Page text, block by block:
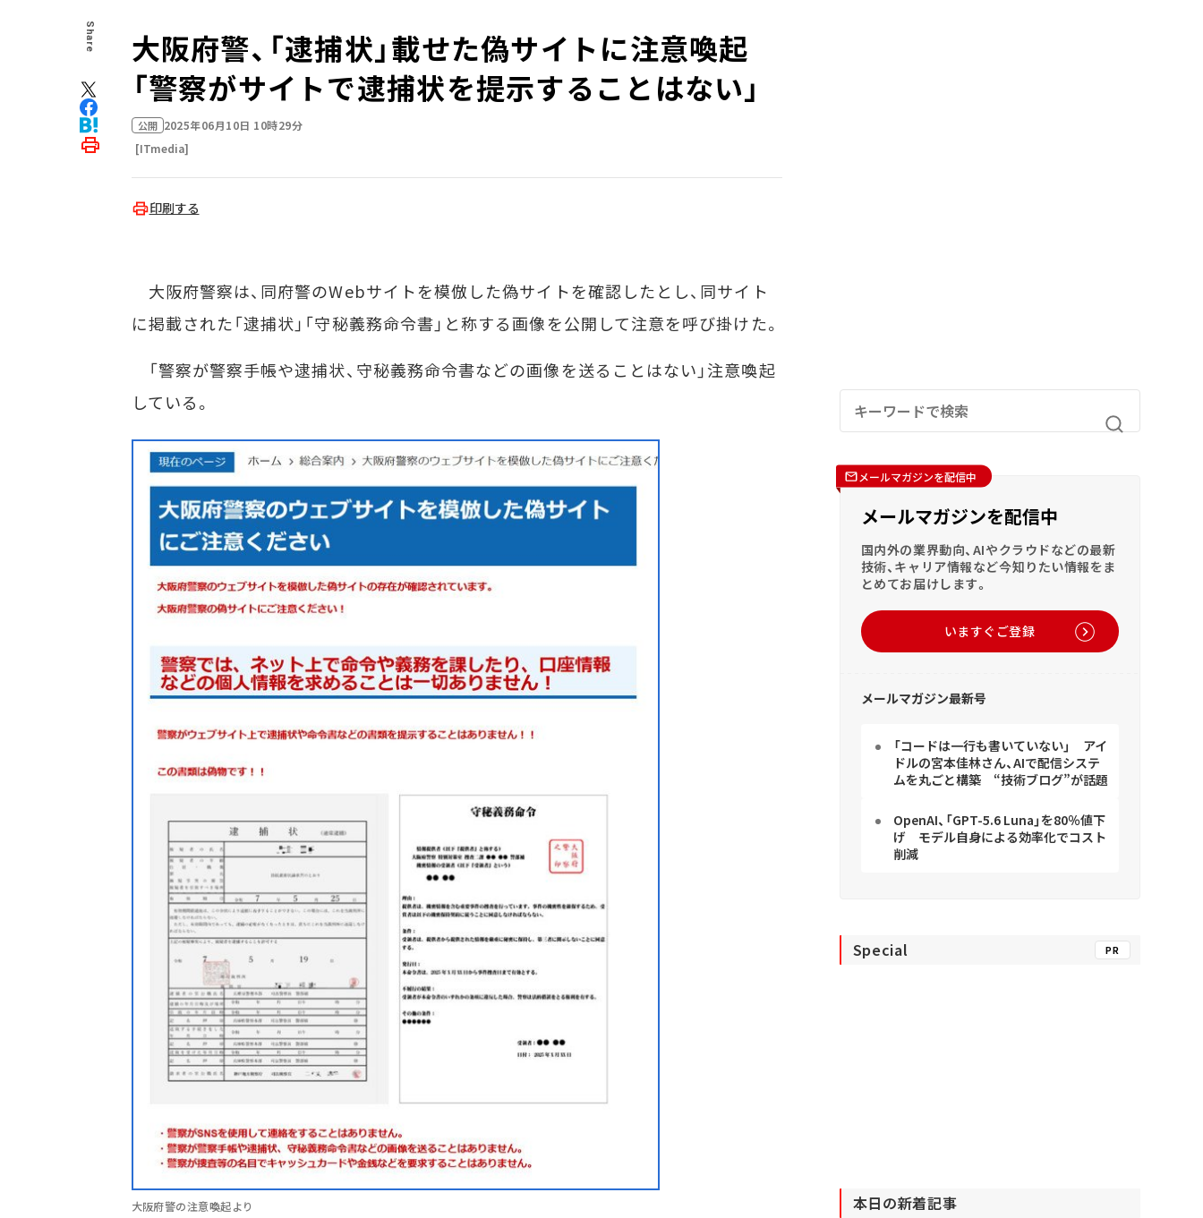
Share
大阪府警、「逮捕状」載せた偽サイトに注意喚起
「警察がサイトで逮捕状を提示することはない」
公開 2025年06月10日 10時29分
[ITmedia]
印刷する
大阪府警察は、同府警のWebサイトを模倣した偽サイトを確認したとし、同サイト
に掲載された「逮捕状」「守秘義務命令書」と称する画像を公開して注意を呼び掛けた。
「警察が警察手帳や逮捕状、守秘義務命令書などの画像を送ることはない」注意喚起
している。
大阪府警の注意喚起より
メールマガジンを配信中
メールマガジンを配信中
国内外の業界動向、AIやクラウドなどの最新
技術、キャリア情報など今知りたい情報をま
とめてお届けします。
いますぐご登録
メールマガジン最新号
「コードは一行も書いていない」 アイ
ドルの宮本佳林さん、AIで配信システ
ムを丸ごと構築 “技術ブログ”が話題
OpenAI、「GPT-5.6 Luna」を80％値下
げ モデル自身による効率化でコスト
削減
Special PR
本日の新着記事